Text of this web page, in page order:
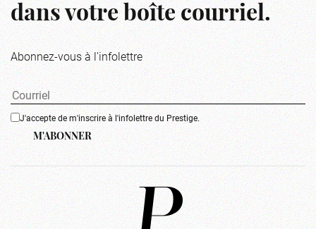
dans votre boîte courriel.
Abonnez-vous à l'infolettre
J'accepte de m'inscrire à l'infolettre du Prestige.
M'ABONNER